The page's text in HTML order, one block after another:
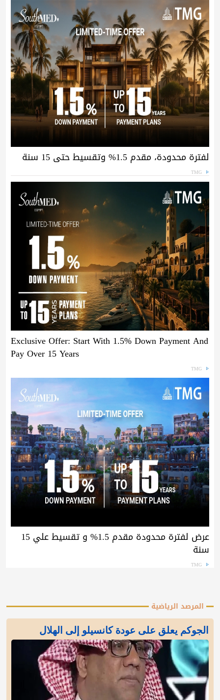
لفترة محدودة، مقدم 1.5% وتقسيط حتى 15 سنة
TMG
Exclusive Offer: Start With 1.5% Down Payment And
Pay Over 15 Years
TMG
عرض لفترة محدودة مقدم 1.5% و تقسيط علي 15
سنة
TMG
المرصد الرياضية
الجوكم يعلق على عودة كانسيلو إلى الهلال